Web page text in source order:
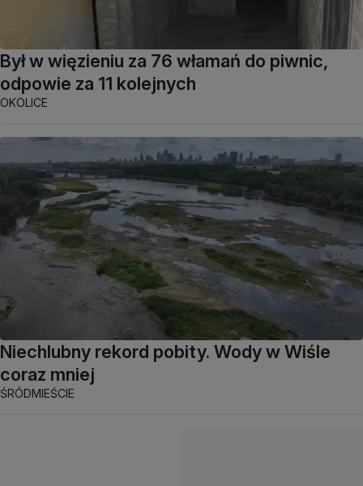
Był w więzieniu za 76 włamań do piwnic,
odpowie za 11 kolejnych
OKOLICE
Niechlubny rekord pobity. Wody w Wiśle
coraz mniej
ŚRÓDMIEŚCIE